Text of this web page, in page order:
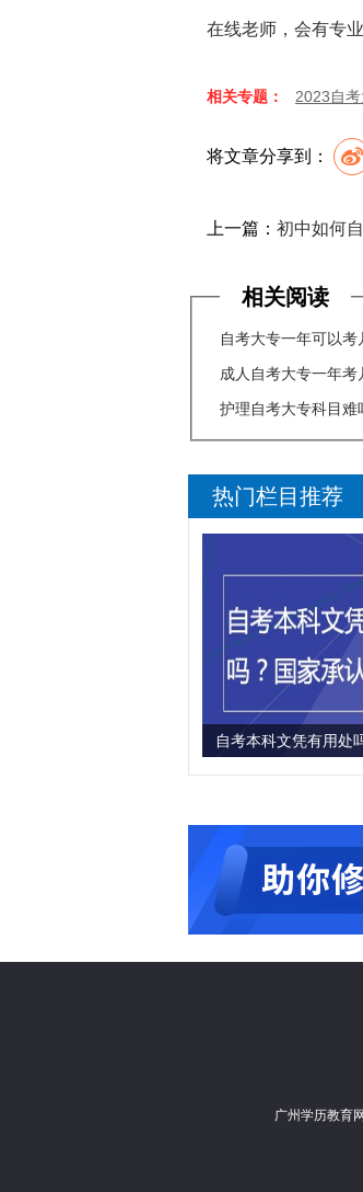
在线老师，会有专
相关专题： 2023自
将文章分享到：
上一篇： 初中如何自
相关阅读
自考大专一年可以考
成人自考大专一年考
护理自考大专科目难
热门栏目推荐
自考本科文凭有用处
广州学历教育网